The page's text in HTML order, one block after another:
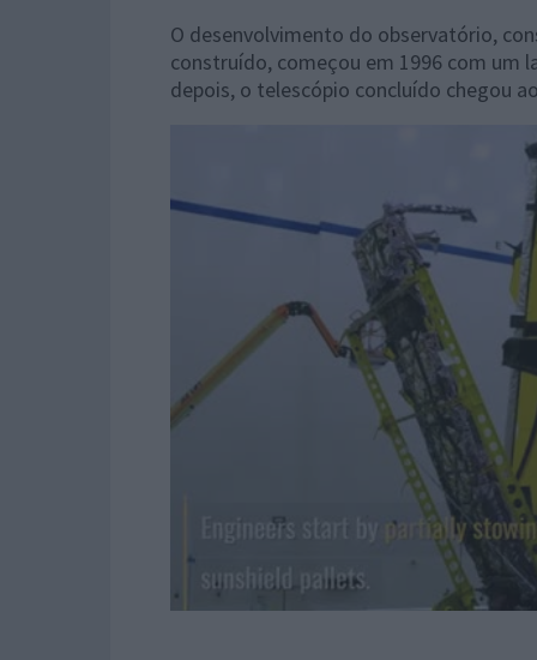
O desenvolvimento do observatório,
construído, começou em 1996 com um
depois, o telescópio concluído chegou